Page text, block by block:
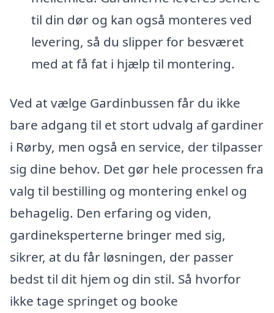
til din dør og kan også monteres ved
levering, så du slipper for besværet
med at få fat i hjælp til montering.
Ved at vælge Gardinbussen får du ikke
bare adgang til et stort udvalg af gardiner
i Rørby, men også en service, der tilpasser
sig dine behov. Det gør hele processen fra
valg til bestilling og montering enkel og
behagelig. Den erfaring og viden,
gardineksperterne bringer med sig,
sikrer, at du får løsningen, der passer
bedst til dit hjem og din stil. Så hvorfor
ikke tage springet og booke